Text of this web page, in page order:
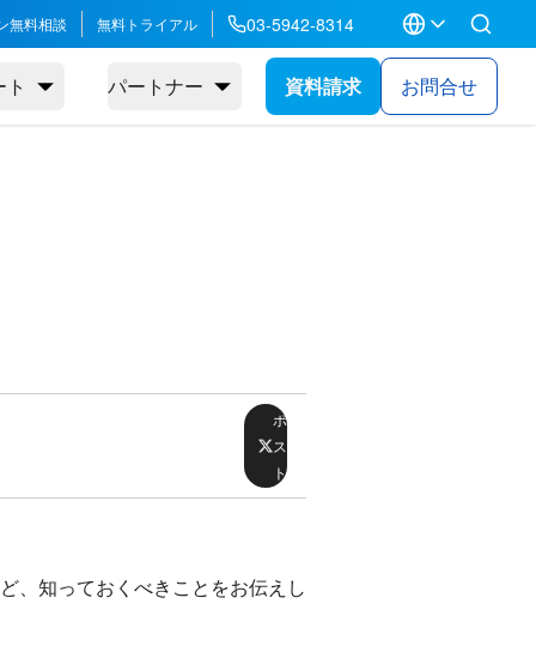
無料相談 無料トライアル 03-5942-8314
パートナー 資料請求 お問合せ
ポ
ス
ト
、知っておくべきことをお伝えし